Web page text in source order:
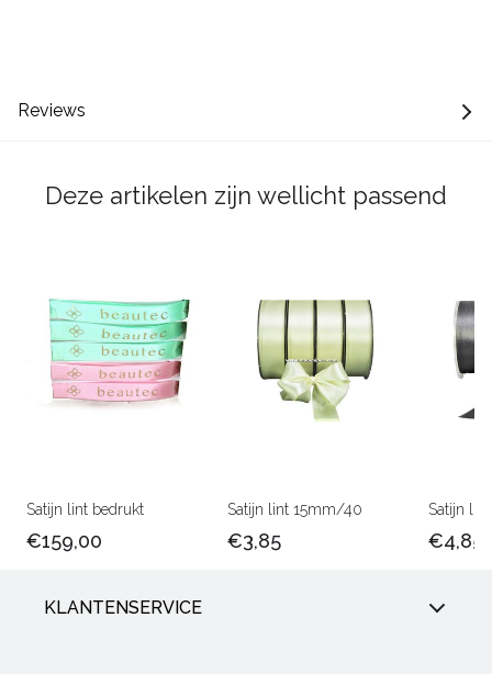
Reviews
Deze artikelen zijn wellicht passend
Satijn lint bedrukt
€159,00
Satijn lint 15mm/40
€3,85
Satijn
€4,85
KLANTENSERVICE